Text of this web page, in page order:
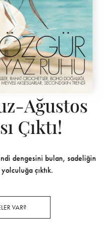
Ağustos
Çıktı!
dengesini bulan, sadeliğin
çıktık.
VAR?